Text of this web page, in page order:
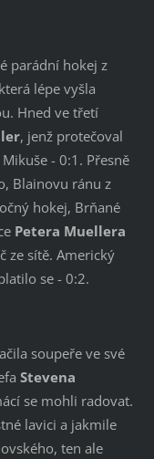
parádní hokej z
lépe vyšla
Hned ve třetí
, jenž protečoval
- 0:1. Přesně
Blainovu ránu z
hokej, Brňané
Petera Muellera
ze sítě. Americký
se - 0:2.
soupeře ve své
Stevena
se mohli radovat.
lavici a jakmile
ten ale